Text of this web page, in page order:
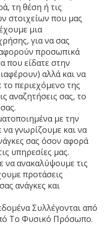
τη θέση ή τις
στοιχείων που μας
μια
για να σας
προσωπικά
που είδατε στην
αλλά και να
περιεχόμενο της
αναζητήσεις σας, το
με την
γνωρίζουμε και να
σας όσον αφορά
υπηρεσίες μας.
να ανακαλύψουμε τις
προτάσεις
ανάγκες και
Συλλέγονται από
Το Φυσικό Πρόσωπο.